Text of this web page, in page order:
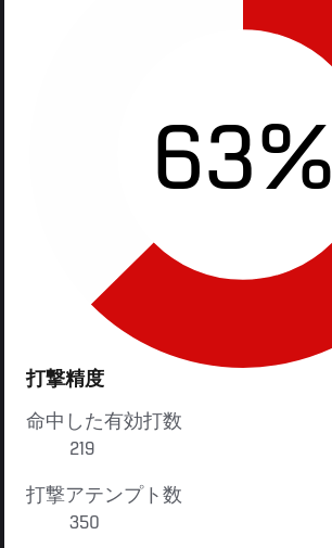
63%
打撃精度
命中した有効打数
219
打撃アテンプト数
350